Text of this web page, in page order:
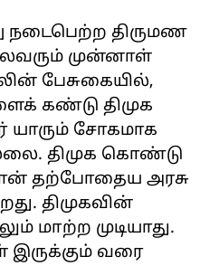
நடைபெற்ற திருமண
முன்னாள்
பேசுகையில்,
கண்டு திமுக
யாரும் சோகமாக
திமுக கொண்டு
தற்போதைய அரசு
திமுகவின்
மாற்ற முடியாது.
இருக்கும் வரை